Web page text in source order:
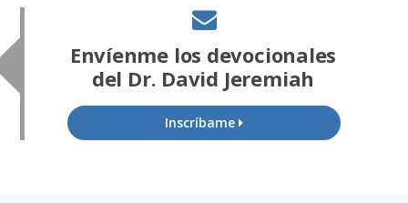
Envíenme los devocionales
del Dr. David Jeremiah
Inscríbame